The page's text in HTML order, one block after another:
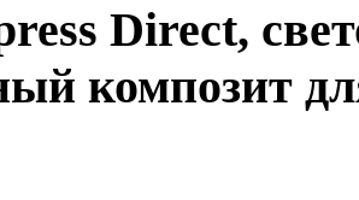
Direct,
композит